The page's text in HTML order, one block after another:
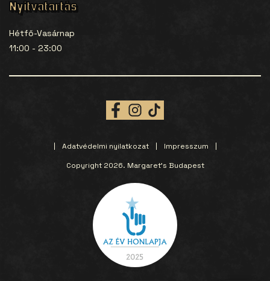
Nyitvatartás
Hétfő-Vasárnap
11:00 - 23:00
Adatvédelmi nyilatkozat
Impresszum
Copyright 2026. Margaret’s Budapest